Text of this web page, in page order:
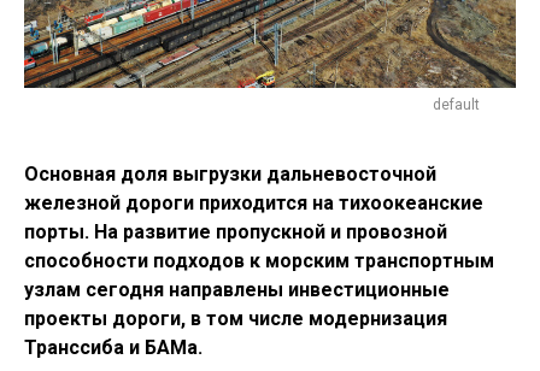
default
Основная доля выгрузки дальневосточной
железной дороги приходится на тихоокеанские
порты. На развитие пропускной и провозной
способности подходов к морским транспортным
узлам сегодня направлены инвестиционные
проекты дороги, в том числе модернизация
Транссиба и БАМа.